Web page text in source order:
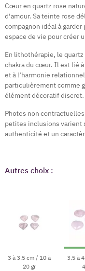
Cœur en quartz rose
d’amour. Sa teinte rose
compagnon idéal à
espace de vie pour créer
En lithothérapie, le
chakra du cœur. Il est lié
et à l’harmonie
particulièrement comme
élément décoratif discret.
Photos non
petites inclusions varient
authenticité et un
Autres choix :
3 à 3,5 cm / 10 à
20 gr
3,5 à